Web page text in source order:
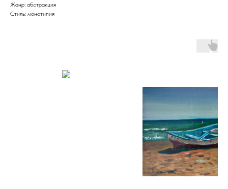
Жанр: абстракция
Стиль: монотипия